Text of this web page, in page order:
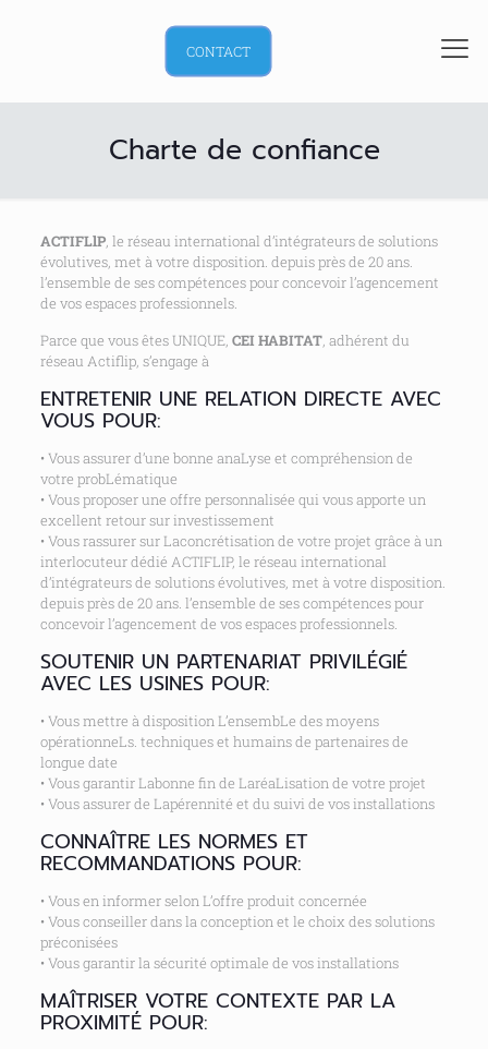
CONTACT
Charte de confiance
ACTIFLlP, le réseau international d’intégrateurs de solutions
évolutives, met à votre disposition. depuis près de 20 ans.
l’ensemble de ses compétences pour concevoir l’agencement
de vos espaces professionnels.
Parce que vous êtes UNIQUE, CEI HABITAT, adhérent du
réseau Actiflip, s’engage à
ENTRETENIR UNE RELATION DIRECTE AVEC
VOUS POUR:
• Vous assurer d’une bonne anaLyse et compréhension de
votre probLématique
• Vous proposer une offre personnalisée qui vous apporte un
excellent retour sur investissement
• Vous rassurer sur Laconcrétisation de votre projet grâce à un
interlocuteur dédié ACTIFLIP, le réseau international
d’intégrateurs de solutions évolutives, met à votre disposition.
depuis près de 20 ans. l’ensemble de ses compétences pour
concevoir l’agencement de vos espaces professionnels.
SOUTENIR UN PARTENARIAT PRIVILÉGIÉ
AVEC LES USINES POUR:
• Vous mettre à disposition L’ensembLe des moyens
opérationneLs. techniques et humains de partenaires de
longue date
• Vous garantir Labonne fin de LaréaLisation de votre projet
• Vous assurer de Lapérennité et du suivi de vos installations
CONNAÎTRE LES NORMES ET
RECOMMANDATIONS POUR:
• Vous en informer selon L’offre produit concernée
• Vous conseiller dans la conception et le choix des solutions
préconisées
• Vous garantir la sécurité optimale de vos installations
MAÎTRISER VOTRE CONTEXTE PAR LA
PROXIMITÉ POUR: